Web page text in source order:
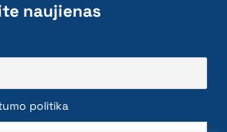
naujienas
politika